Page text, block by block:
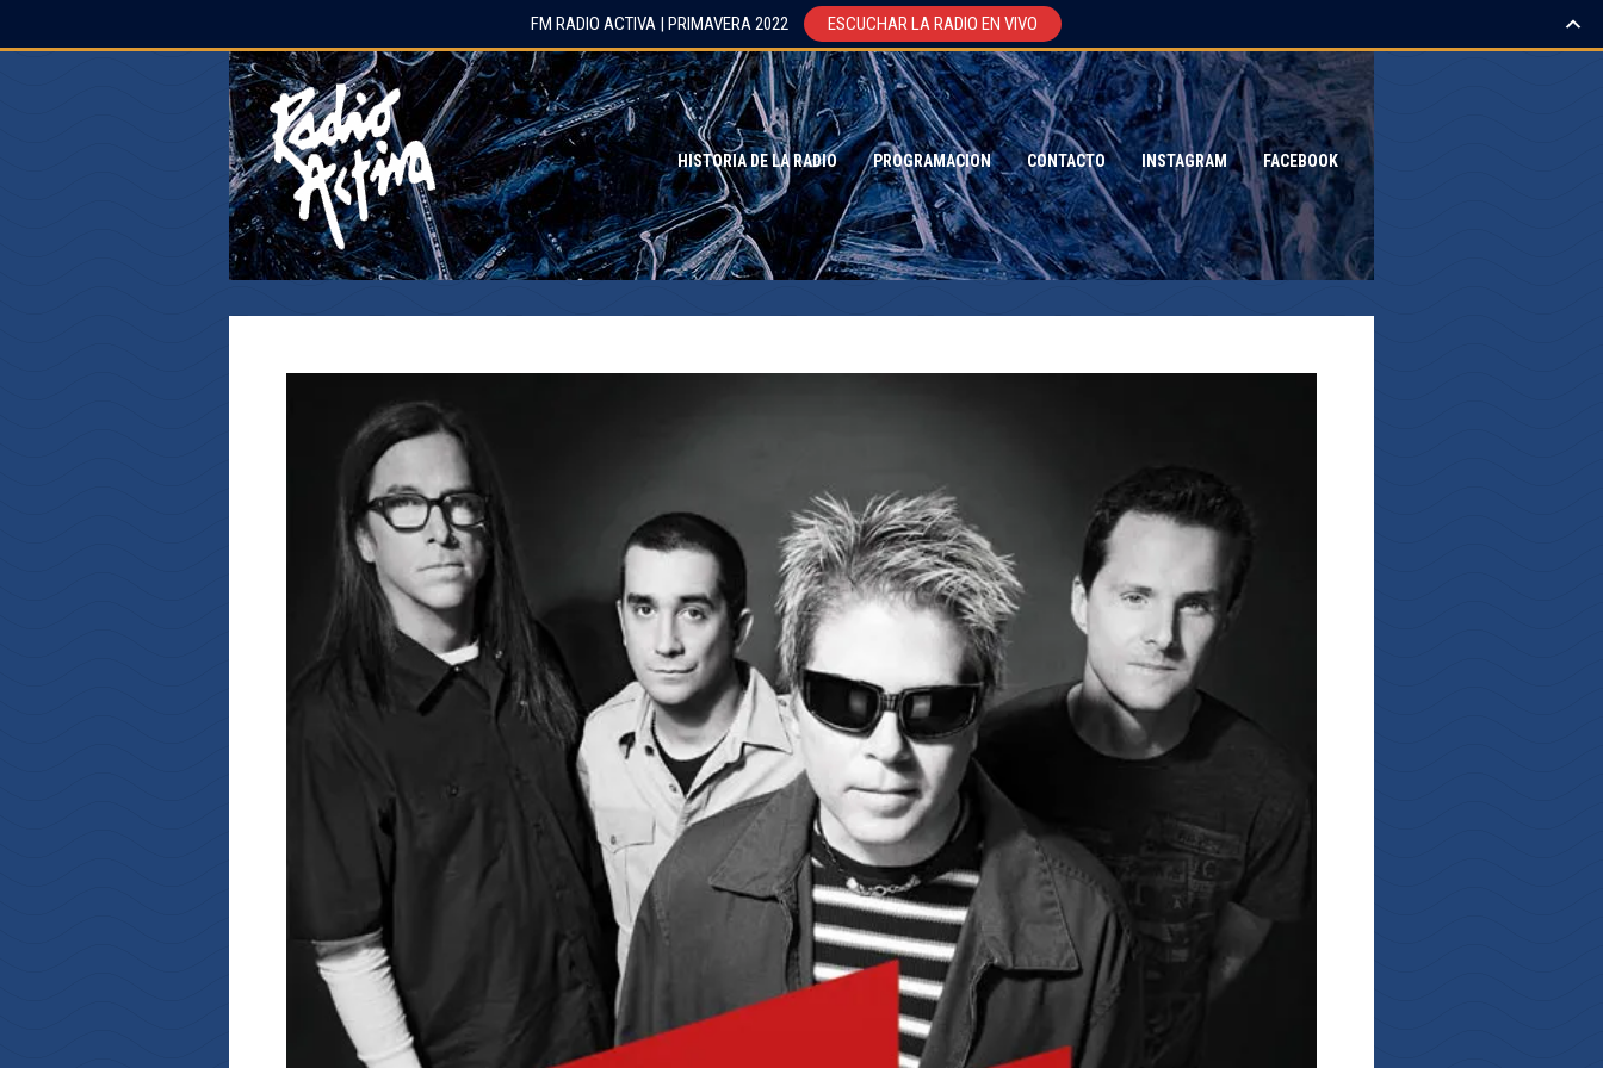
HISTORIA DE LA RADIO PROGRAMACION CONTACTO INSTAGRAM FACEBOOK
FM RADIO ACTIVA | PRIMAVERA 2022 ESCUCHAR LA RADIO EN VIVO